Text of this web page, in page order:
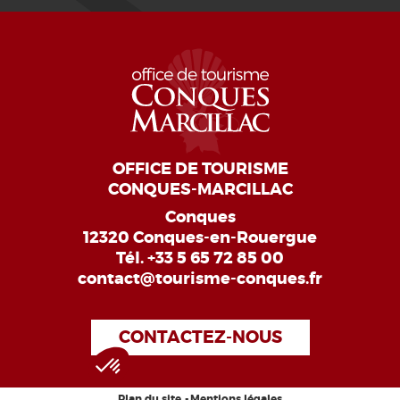
OFFICE DE TOURISME
CONQUES-MARCILLAC
Conques
12320 Conques-en-Rouergue
Tél.+33 5 65 72 85 00
contact@tourisme-conques.fr
CONTACTEZ-NOUS